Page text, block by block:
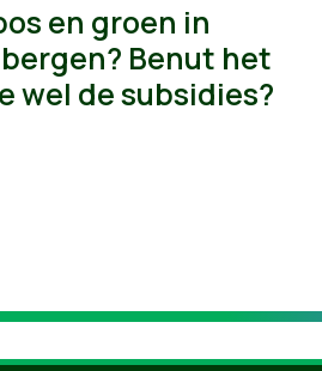
en groen in
Benut het
wel de subsidies?